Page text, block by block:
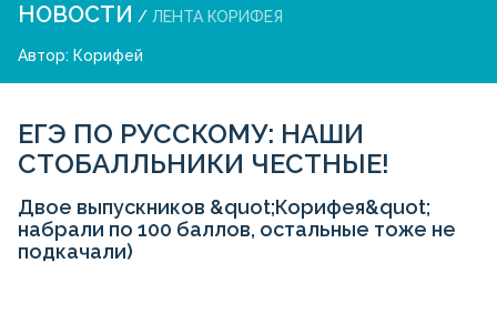
НОВОСТИ / ЛЕНТА КОРИФЕЯ
Автор: Корифей
ЕГЭ ПО РУССКОМУ: НАШИ
СТОБАЛЛЬНИКИ ЧЕСТНЫЕ!
Двое выпускников &quot;Корифея&quot;
набрали по 100 баллов, остальные тоже не
подкачали)